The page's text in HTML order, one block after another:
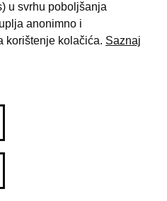
u svrhu poboljšanja
anonimno i
korištenje kolačića. Saznaj